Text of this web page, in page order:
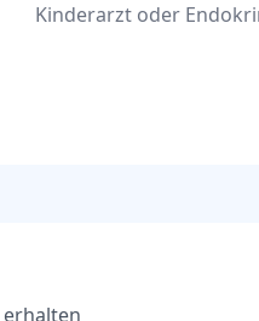
Kinderarzt oder